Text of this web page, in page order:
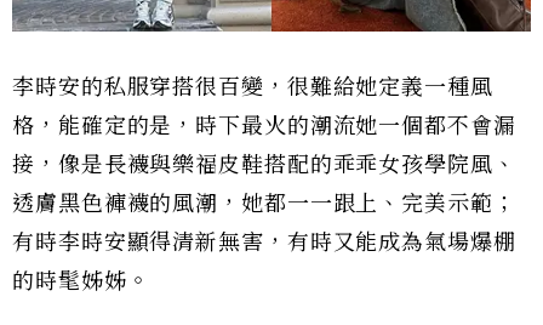
李時安的私服穿搭很百變，很難給她定義一種風
格，能確定的是，時下最火的潮流她一個都不會漏
接，像是長襪與樂福皮鞋搭配的乖乖女孩學院風、
透膚黑色褲襪的風潮，她都一一跟上、完美示範；
有時李時安顯得清新無害，有時又能成為氣場爆棚
的時髦姊姊。